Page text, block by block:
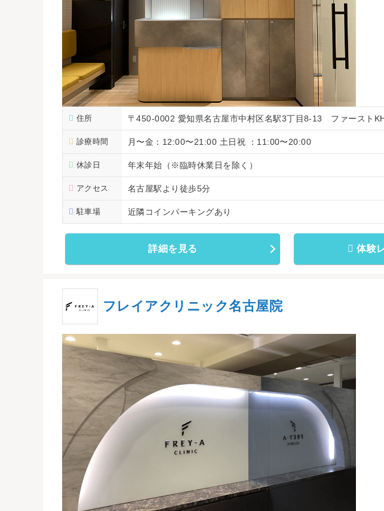
住所 〒450-0002 愛知県名古屋市中村区名駅3丁目8-13 ファースト
診療時間 月〜金：12:00〜21:00 土日祝 ：11:00〜20:00
休診日 年末年始（※臨時休業日を除く）
アクセス 名古屋駅より徒歩5分
駐車場 近隣コインパーキングあり
詳細を見る 体験
フレイアクリニック名古屋院